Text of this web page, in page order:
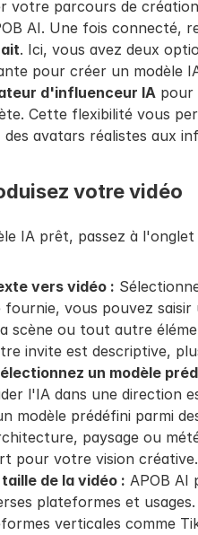
votre parcours de
AI. Une fois connecté,
. Ici, vous avez deux
pour créer un modèle
d'influenceur IA pour
Cette flexibilité vous
avatars réalistes aux
votre vidéo
IA prêt, passez à l'onglet
vers vidéo :
vous pouvez
scène ou tout autre
invite est descriptive,
un modèle
l'IA dans une direction
modèle prédéfini parmi
paysage ou
pour votre vision créative.
de la vidéo : APOB AI
plateformes et
verticales comme